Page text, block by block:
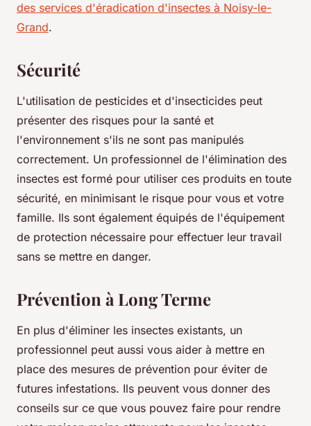
des services d'éradication d'insectes à Noisy-le-
Grand.
Sécurité
L'utilisation de pesticides et d'insecticides peut
présenter des risques pour la santé et
l'environnement s'ils ne sont pas manipulés
correctement. Un professionnel de l'élimination des
insectes est formé pour utiliser ces produits en toute
sécurité, en minimisant le risque pour vous et votre
famille. Ils sont également équipés de l'équipement
de protection nécessaire pour effectuer leur travail
sans se mettre en danger.
Prévention à Long Terme
En plus d'éliminer les insectes existants, un
professionnel peut aussi vous aider à mettre en
place des mesures de prévention pour éviter de
futures infestations. Ils peuvent vous donner des
conseils sur ce que vous pouvez faire pour rendre